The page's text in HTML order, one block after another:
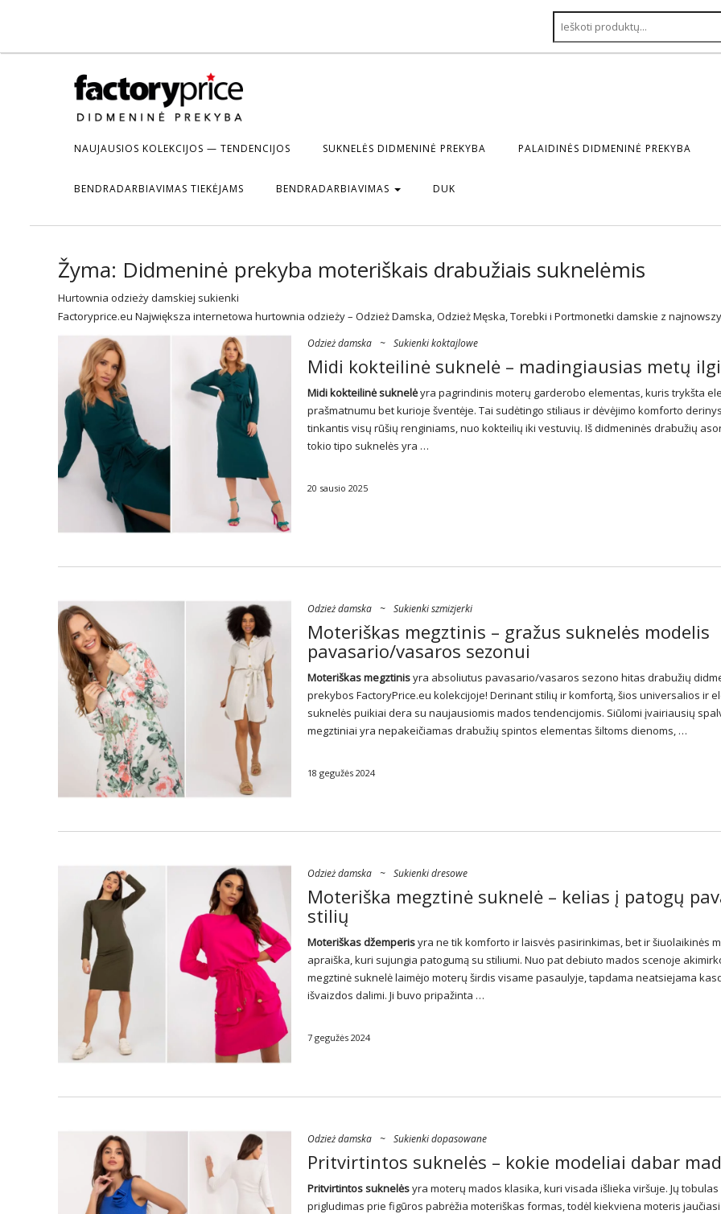
NAUJAUSIOS KOLEKCIJOS — TENDENCIJOS SUKNELĖS DIDMENINĖ PREKYBA PALAIDINĖS DIDMENINĖ PREKYBA
BENDRADARBIAVIMAS TIEKĖJAMS BENDRADARBIAVIMAS DUK
Žyma: Didmeninė prekyba moteriškais drabužiais suknelėmis
Hurtownia odzieży damskiej sukienki
Factoryprice.eu Największa internetowa hurtownia odzieży – Odzież Damska, Odzież Męska, Torebki i Portmonetki damskie z
Odzież damska ~ Sukienki koktajlowe
Midi kokteilinė suknelė – madingiausias metų
Midi kokteilinė suknelėyra pagrindinis moterų garderobo elementas, kuris trykšta
prašmatnumu bet kurioje šventėje. Tai sudėtingo stiliaus ir dėvėjimo komforto
tinkantis visų rūšių renginiams, nuo kokteilių iki vestuvių. Iš didmeninės drabužių
tokio tipo suknelės yra …
20 sausio 2025
Odzież damska ~ Sukienki szmizjerki
Moteriškas megztinis – gražus suknelės modelis
pavasario/vasaros sezonui
Moteriškas megztinisyra absoliutus pavasario/vasaros sezono hitas drabužių
prekybos FactoryPrice.eu kolekcijoje! Derinant stilių ir komfortą, šios universalios ir
suknelės puikiai dera su naujausiomis mados tendencijomis. Siūlomi įvairiausių
megztiniai yra nepakeičiamas drabužių spintos elementas šiltoms dienoms, …
18 gegužės 2024
Odzież damska ~ Sukienki dresowe
Moteriška megztinė suknelė – kelias į patogų
stilių
Moteriškas džemperisyra ne tik komforto ir laisvės pasirinkimas, bet ir šiuolaikinės
apraiška, kuri sujungia patogumą su stiliumi. Nuo pat debiuto mados scenoje
megztinė suknelė laimėjo moterų širdis visame pasaulyje, tapdama neatsiejama
išvaizdos dalimi. Ji buvo pripažinta …
7 gegužės 2024
Odzież damska ~ Sukienki dopasowane
Pritvirtintos suknelės – kokie modeliai dabar
Pritvirtintossuknelėsyra moterų mados klasika, kuri visada išlieka viršuje. Jų tobulas
prigludimas prie figūros pabrėžia moteriškas formas, todėl kiekviena moteris